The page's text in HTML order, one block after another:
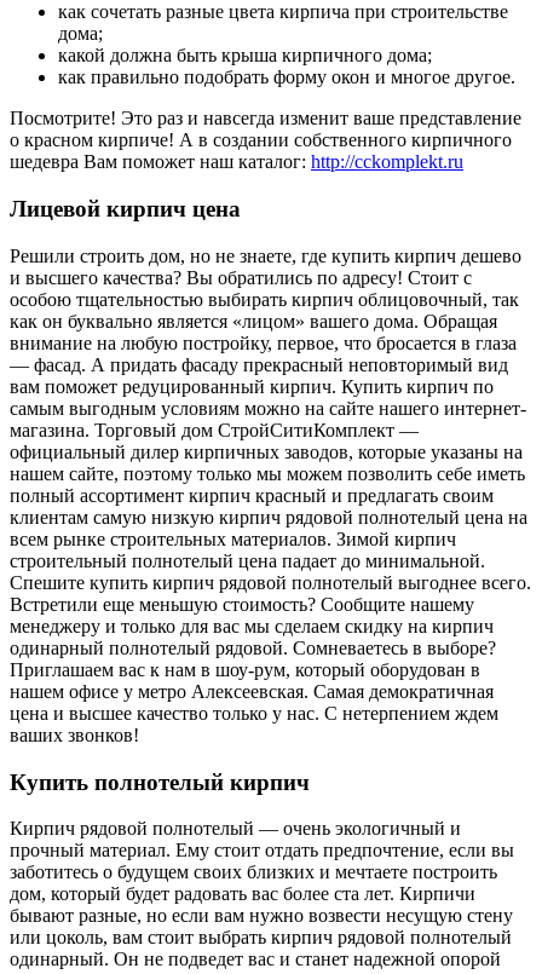
как сочетать разные цвета кирпича при строительстве
дома;
какой должна быть крыша кирпичного дома;
как правильно подобрать форму окон и многое другое.
Посмотрите! Это раз и навсегда изменит ваше представление
о красном кирпиче! А в создании собственного кирпичного
шедевра Вам поможет наш каталог: http://cckomplekt.ru
Лицевой кирпич цена
Решили строить дом, но не знаете, где купить кирпич дешево
и высшего качества? Вы обратились по адресу! Стоит с
особою тщательностью выбирать кирпич облицовочный, так
как он буквально является «лицом» вашего дома. Обращая
внимание на любую постройку, первое, что бросается в глаза
— фасад. А придать фасаду прекрасный неповторимый вид
вам поможет редуцированный кирпич. Купить кирпич по
самым выгодным условиям можно на сайте нашего интернет-
магазина. Торговый дом СтройСитиКомплект —
официальный дилер кирпичных заводов, которые указаны на
нашем сайте, поэтому только мы можем позволить себе иметь
полный ассортимент кирпич красный и предлагать своим
клиентам самую низкую кирпич рядовой полнотелый цена на
всем рынке строительных материалов. Зимой кирпич
строительный полнотелый цена падает до минимальной.
Спешите купить кирпич рядовой полнотелый выгоднее всего.
Встретили еще меньшую стоимость? Сообщите нашему
менеджеру и только для вас мы сделаем скидку на кирпич
одинарный полнотелый рядовой. Сомневаетесь в выборе?
Приглашаем вас к нам в шоу-рум, который оборудован в
нашем офисе у метро Алексеевская. Самая демократичная
цена и высшее качество только у нас. С нетерпением ждем
ваших звонков!
Купить полнотелый кирпич
Кирпич рядовой полнотелый — очень экологичный и
прочный материал. Ему стоит отдать предпочтение, если вы
заботитесь о будущем своих близких и мечтаете построить
дом, который будет радовать вас более ста лет. Кирпичи
бывают разные, но если вам нужно возвести несущую стену
или цоколь, вам стоит выбрать кирпич рядовой полнотелый
одинарный. Он не подведет вас и станет надежной опорой